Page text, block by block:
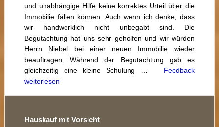
und unabhängige Hilfe keine korrektes Urteil über die
Immobilie fällen können. Auch wenn ich denke, dass
wir handwerklich nicht unbegabt sind. Die
Begutachtung hat uns sehr geholfen und wir würden
Herrn Niebel bei einer neuen Immobilie wieder
beauftragen. Während der Begutachtung gab es
gleichzeitig eine kleine Schulung … Feedback
weiterlesen
Footer
Hauskauf mit Vorsicht